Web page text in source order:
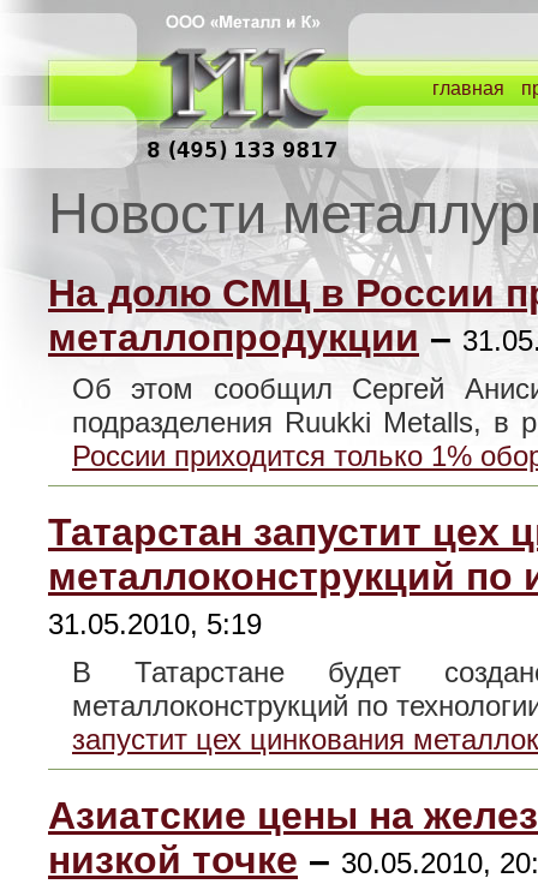
главная
Новости
На долю СМЦ в России
металлопродукции –
Об этом сообщил Сергей
подразделения Ruukki Metalls,
России приходится только 1%
Татарстан запустит цех
металлоконструкций по
31.05.2010, 5:19
В Татарстане будет
металлоконструкций по
запустит цех цинкования
Азиатские цены на
низкой точке – 30.05.2010,